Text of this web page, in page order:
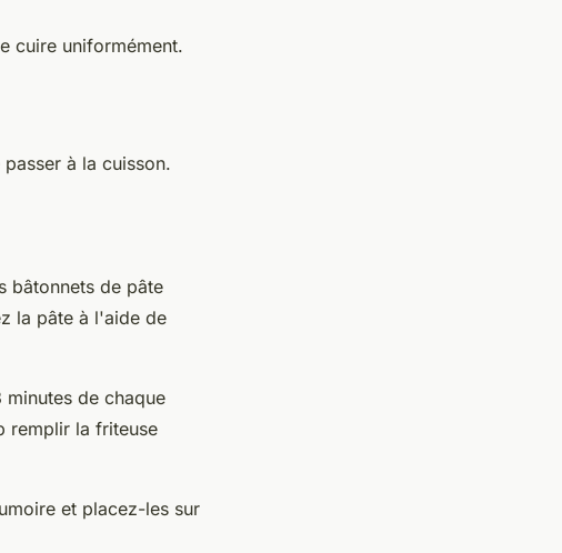
cuire uniformément.
à la cuisson.
bâtonnets de pâte
la pâte à l'aide de
de chaque
remplir la friteuse
et placez-les sur